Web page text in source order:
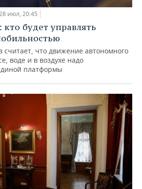
июл, 20:45
будет управлять
что движение автономного
воде и в воздухе надо
платформы